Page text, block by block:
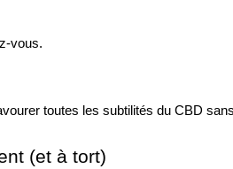
vous.
toutes les subtilités du CBD
(et à tort)